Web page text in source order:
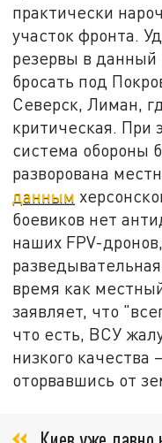
практически
участок фронта.
резервы в
бросать под
Северск, Лиман,
критическая. При
система обороны
разворована
данным
боевиков нет
наших FPV-
время как
заявляет, что
что есть, ВСУ
низкого
оторвавшись от